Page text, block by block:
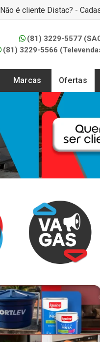
Não é cliente Distac? -
(81) 3229-5577
(81) 3229-5566
Marcas Ofertas